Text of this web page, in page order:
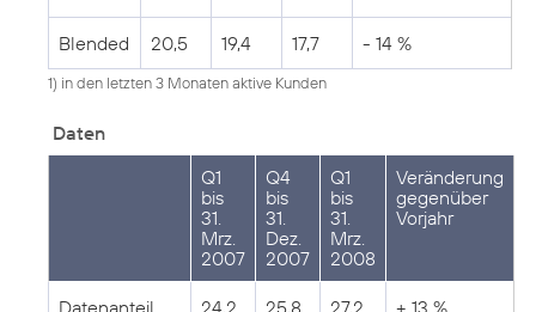
Blended 20,5 19,4 17,7 - 14 %
1) in den letzten 3 Monaten aktive Kunden
Daten
Q1
bis
31.
Mrz.
2007
Q4
bis
31.
Dez.
2007
Q1
bis
31.
Mrz.
2008
Veränderung
gegenüber
Vorjahr
Datenanteil
24,2
25,8
27,2
+ 13 %